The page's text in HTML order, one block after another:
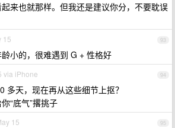
来也就那样。但我还是建议你分，不要耽误
93
15
小的，很难遇到 G + 性格好
94
via iPhone
多天，现在再从这些细节上抠？
“底气”撂挑子
95
15